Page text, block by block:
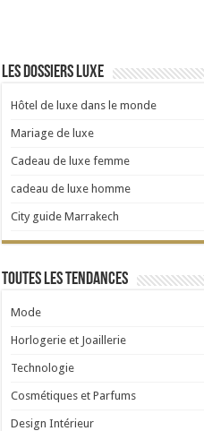
Les dossiers luxe
Hôtel de luxe dans le monde
Mariage de luxe
Cadeau de luxe femme
cadeau de luxe homme
City guide Marrakech
Toutes les tendances
Mode
Horlogerie et Joaillerie
Technologie
Cosmétiques et Parfums
Design Intérieur